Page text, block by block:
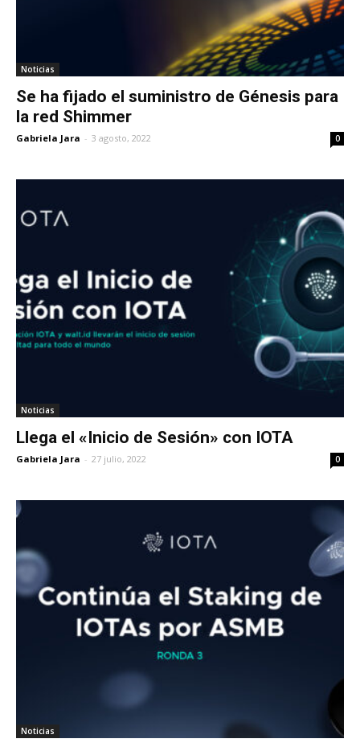
Noticias
Se ha fijado el suministro de Génesis para
la red Shimmer
Gabriela Jara - 3 agosto, 2022 0
Noticias
Llega el «Inicio de Sesión» con IOTA
Gabriela Jara - 27 julio, 2022 0
Noticias